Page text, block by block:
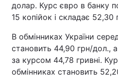
долар. Курс євро в банку
15 копійок і складає 52,30
В обмінниках України
становить 44,90 грн/дол.,
за курсом 44,78 гривні.
обмінниках становить